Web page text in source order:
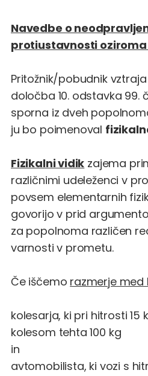
Navedbe o
protiustavnosti
Pritožnik/pobudnik
določba 10. odstavka 99.
sporna iz dveh
ju bo poimenoval
Fizikalni vidik zajema
različnimi udeleženci v
povsem elementarnih
govorijo v prid
za popolnoma različen
varnosti v prometu.
Če iščemo razmerje med
kolesarja, ki pri hitrosti 15
kolesom tehta 100 kg
in
avtomobilista, ki vozi s